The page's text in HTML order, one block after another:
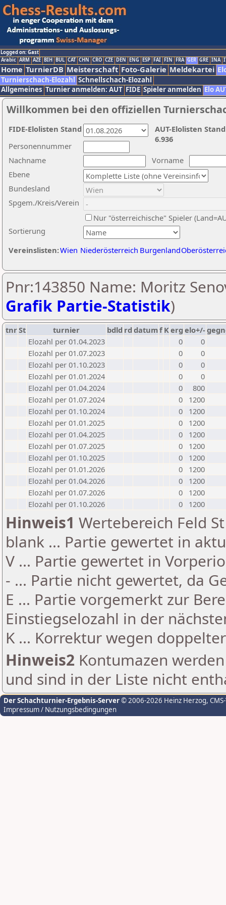
Logged on: Gast
Arabic ARM AZE BIH BUL CAT CHN CRO CZE DEN ENG ESP FAI FIN FRA GER GRE INA
Home TurnierDB Meisterschaft Foto-Galerie Meldekartei
Turnierschach-Elozahl Schnellschach-Elozahl
Allgemeines Turnier anmelden: AUT FIDE Spieler anmelden Elo
Willkommen bei den offiziellen
Nachname
Vorname
Ebene
Sortierung
Personennummer
Bundesland
Spgem./Kreis/Verein
Nur "österreichische" Spieler
Vereinslisten:Wien Niederösterreich Burgenland
AUT-Elolisten
6.936
FIDE-Elolisten Stand
Pnr:143850 Name: Moritz
Grafik Partie-Statistik)
tnrSt turnier bdld rd datumf Kerg elo+/-
Elozahl per 01.04.2023
0
0
Elozahl per 01.07.2023
0
0
Elozahl per 01.10.2023
0
0
Elozahl per 01.01.2024
0
0
Elozahl per 01.04.2024
0
800
Elozahl per 01.07.2024
0
1200
Elozahl per 01.10.2024
0
1200
Elozahl per 01.01.2025
0
1200
Elozahl per 01.04.2025
0
1200
Elozahl per 01.07.2025
0
1200
Elozahl per 01.10.2025
0
1200
Elozahl per 01.01.2026
0
1200
Elozahl per 01.04.2026
0
1200
Elozahl per 01.07.2026
0
1200
Elozahl per 01.10.2026
0 1200
Hinweis1 Wertebereich Feld
blank ... Partie gewertet in
V ... Partie gewertet in
- ... Partie nicht gewertet, da
E ... Partie vorgemerkt zur
Einstiegselozahl in der
K ... Korrektur wegen
Hinweis2 Kontumazen
und sind in der Liste nicht
Der Schachturnier-Ergebnis-Server© 2006-2026 Heinz Herzog,
Impressum / Nutzungsbedingungen